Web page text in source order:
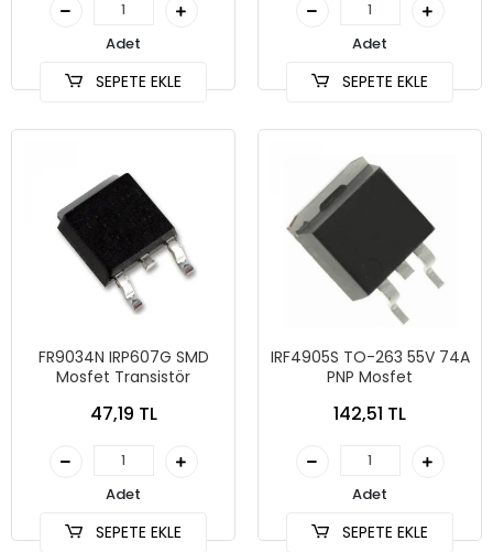
Adet
SEPETE EKLE
Adet
SEPETE EKLE
FR9034N IRP607G SMD
Mosfet Transistör
47,19 TL
Adet
SEPETE EKLE
IRF4905S TO-263 55V 74A
PNP Mosfet
142,51 TL
Adet
SEPETE EKLE